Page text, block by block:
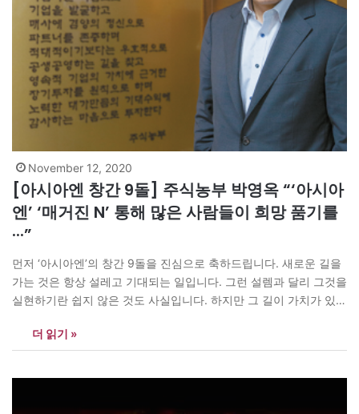
November 12, 2020
[아시아엔 창간 9돌] 주식농부 박영옥 “‘아시아
엔’ ‘매거진 N’ 통해 많은 사람들이 희망 품기를
···”
먼저 ‘아시아엔’의 창간 9돌을 진심으로 축하드립니다. 새로운 길을
가는 것은 항상 설레고 기대되는 일입니다. 그런 설렘과 달리 그것을
실현하기란 쉽지 않은 것도 사실입니다. 하지만 그 길이 가치가 있고
고개가 힘들다고 하지만 그 시기를 잘 극복하면 더 크고 넓은 길이
보일…
더 읽기 »